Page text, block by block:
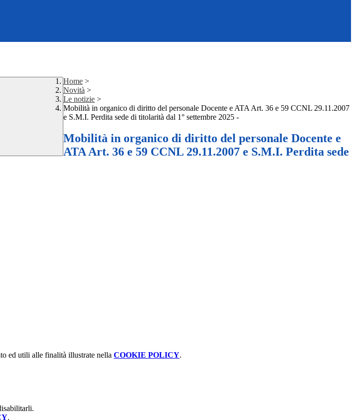
Home >
Novità >
Le notizie >
Mobilità in organico di diritto del personale Docente e ATA Art. 36 e 59 CCNL 29.11.2007
e S.M.I. Perdita sede di titolarità dal 1° settembre 2025 -
Mobilità in organico di diritto del personale Docente e
ATA Art. 36 e 59 CCNL 29.11.2007 e S.M.I. Perdita sede
ed utili alle finalità illustrate nella COOKIE POLICY.
.